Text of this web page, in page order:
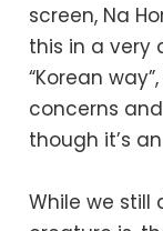
screen, Na
this in a very
“Korean
concerns
though it’s
While we still